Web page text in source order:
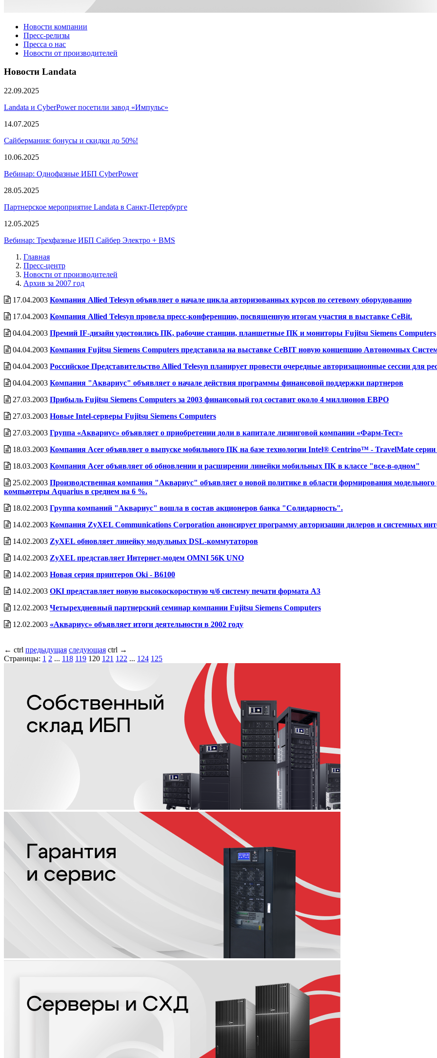
Новости компании
Пресс-релизы
Пресса о нас
Новости от производителей
Новости Landata
22.09.2025
Landata и CyberPower посетили завод «Импульс»
14.07.2025
Сайбермания: бонусы и скидки до 50%!
10.06.2025
Вебинар: Однофазные ИБП CyberPower
28.05.2025
Партнерское мероприятие Landata в Санкт-Петербурге
12.05.2025
Вебинар: Трехфазные ИБП Сайбер Электро + BMS
Главная
Пресс-центр
Новости от производителей
Архив за 2007 год
17.04.2003 Компания Allied Telesyn объявляет о начале цикла авторизованных курсов по сетевому оборудованию
17.04.2003 Компания Allied Telesyn провела пресс-конференцию, посвященную итогам участия в выставке CeBit.
04.04.2003 Премий IF-дизайн удостоились ПК, рабочие станции, планшетные ПК и мониторы Fujitsu Siemens Computers
04.04.2003 Компания Fujitsu Siemens Computers представила на выставке CeBIT новую концепцию Автономных
04.04.2003 Российское Представительство Allied Telesyn планирует провести очередные авторизационные сессии для
04.04.2003 Компания "Аквариус" объявляет о начале действия программы финансовой поддержки партнеров
27.03.2003 Прибыль Fujitsu Siemens Computers за 2003 финансовый год составит около 4 миллионов ЕВРО
27.03.2003 Новые Intel-серверы Fujitsu Siemens Computers
27.03.2003 Группа «Аквариус» объявляет о приобретении доли в капитале лизинговой компании «Фарм-Тест»
18.03.2003 Компания Acer объявляет о выпуске мобильного ПК на базе технологии Intel® Centrino™ - TravelMate серии
18.03.2003 Компания Acer объявляет об обновлении и расширении линейки мобильных ПК в классе "все-в-одном"
25.02.2003 Производственная компания "Аквариус" объявляет о новой политике в области формирования
компьютеры Aquarius в среднем на 6 %.
18.02.2003 Группа компаний "Аквариус" вошла в состав акционеров банка "Солидарность".
14.02.2003 Компания ZyXEL Communications Corporation анонсирует программу авторизации дилеров и системных
14.02.2003 ZyXEL обновляет линейку модульных DSL-коммутаторов
14.02.2003 ZyXEL представляет Интернет-модем OMNI 56K UNO
14.02.2003 Новая серия принтеров Oki - B6100
14.02.2003 OKI представляет новую высокоскоростную ч/б систему печати формата А3
12.02.2003 Четырехдневный партнерский семинар компании Fujitsu Siemens Computers
12.02.2003 «Аквариус» объявляет итоги деятельности в 2002 году
← ctrl предыдущая следующая ctrl →
Страницы: 1 2 ... 118 119 120 121 122 ... 124 125